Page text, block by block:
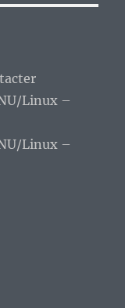
Linux –
Linux –